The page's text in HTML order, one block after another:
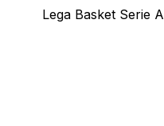
Lega Basket Serie A